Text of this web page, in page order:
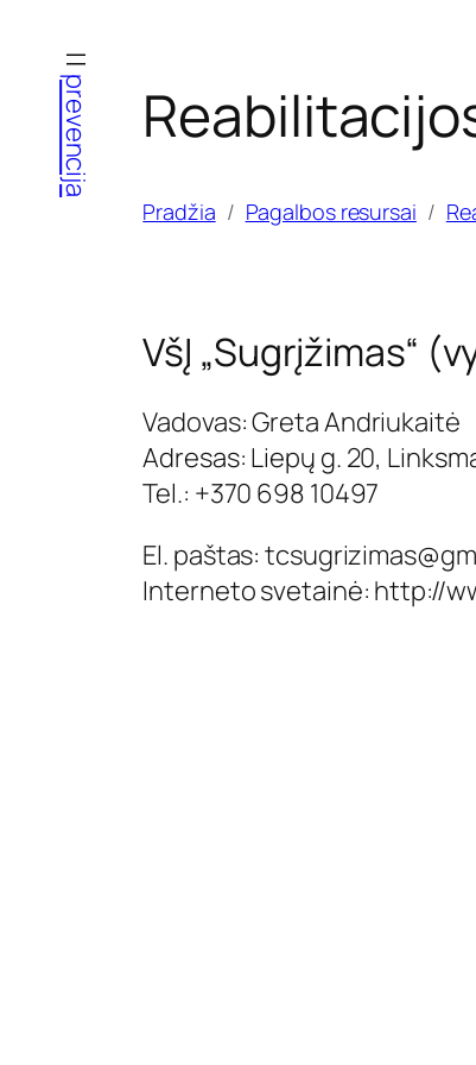
turinio
prevencija
Pradžia Pagalbos resursai
VšĮ „Sugrįžimas“
Vadovas: Greta Andriukaitė
Adresas: Liepų g. 20,
Tel.: +370 698 10497
El. paštas:
Interneto svetainė: http://